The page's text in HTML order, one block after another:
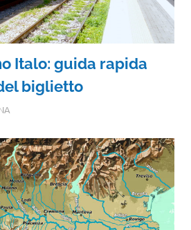
Italo: guida rapida
biglietto